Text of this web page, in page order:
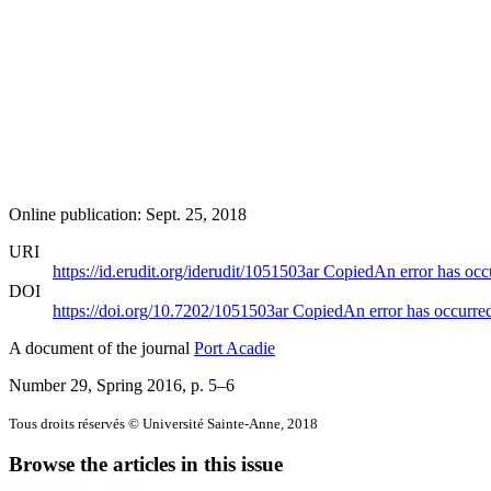
Online publication: Sept. 25, 2018
URI
https://id.erudit.org/iderudit/1051503arCopiedAn error has
DOI
https://doi.org/10.7202/1051503arCopiedAn error has
A document of the journal Port Acadie
Number 29, Spring 2016, p. 5–6
Tous droits réservés © Université Sainte-Anne, 2018
Browse the articles in this issue